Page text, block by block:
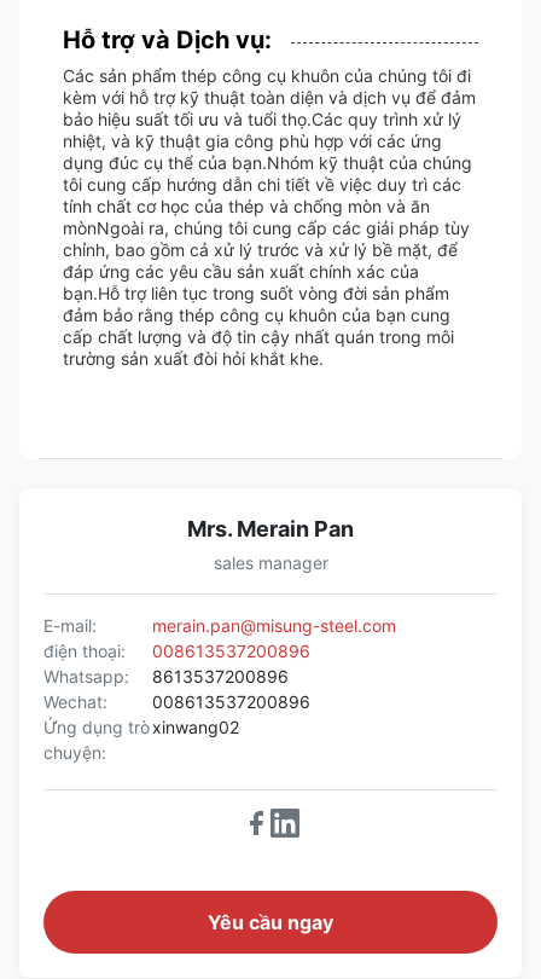
Hỗ trợ và Dịch vụ:
Các sản phẩm thép công cụ khuôn của chúng tôi đi
kèm với hỗ trợ kỹ thuật toàn diện và dịch vụ để đảm
bảo hiệu suất tối ưu và tuổi thọ.Các quy trình xử lý
nhiệt, và kỹ thuật gia công phù hợp với các ứng
dụng đúc cụ thể của bạn.Nhóm kỹ thuật của chúng
tôi cung cấp hướng dẫn chi tiết về việc duy trì các
tính chất cơ học của thép và chống mòn và ăn
mònNgoài ra, chúng tôi cung cấp các giải pháp tùy
chỉnh, bao gồm cả xử lý trước và xử lý bề mặt, để
đáp ứng các yêu cầu sản xuất chính xác của
bạn.Hỗ trợ liên tục trong suốt vòng đời sản phẩm
đảm bảo rằng thép công cụ khuôn của bạn cung
cấp chất lượng và độ tin cậy nhất quán trong môi
trường sản xuất đòi hỏi khắt khe.
Mrs. Merain Pan
sales manager
E-mail:
merain.pan@misung-steel.com
điện thoại:
008613537200896
Whatsapp:
8613537200896
Wechat:
008613537200896
Ứng dụng trò
chuyện:
xinwang02
Yêu cầu ngay